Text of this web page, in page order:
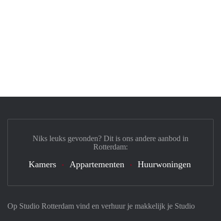
Op Studio Rotterdam vind en verhuur je makkelijk je Studio
Niks leuks gevonden? Dit is ons andere aanbod in
Rotterdam:
Kamers Appartementen Huurwoningen